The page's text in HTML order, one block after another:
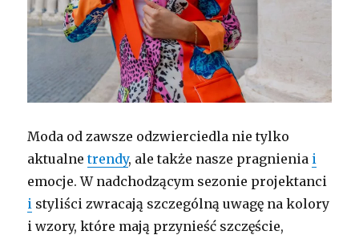
Moda od zawsze odzwierciedla nie tylko
aktualnetrendy, ale także nasze pragnienia i
emocje. W nadchodzącym sezonie projektanci
i styliści zwracają szczególną uwagę na kolory
i wzory, które mają przynieść szczęście,